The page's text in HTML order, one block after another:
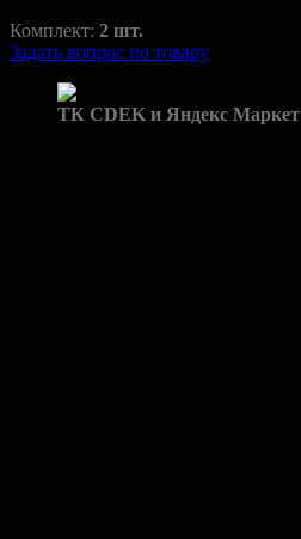
Комплект: 2 шт.
Задать вопрос по товару
ТК CDEK и Яндекс Маркет